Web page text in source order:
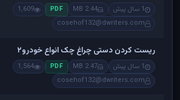
1 سال پیش 2.44 MB
PDF
1,609
cosehof132@dwriters.com
ریست کردن دستی چراغ چک انواع خودرو۲
1 سال پیش 2.47 MB
PDF
1,564
cosehof132@dwriters.com